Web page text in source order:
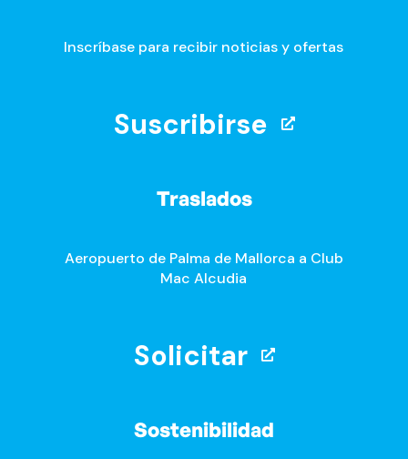
Inscríbase para recibir noticias y ofertas
Suscribirse
Traslados
Aeropuerto de Palma de Mallorca a Club
Mac Alcudia
Solicitar
Sostenibilidad